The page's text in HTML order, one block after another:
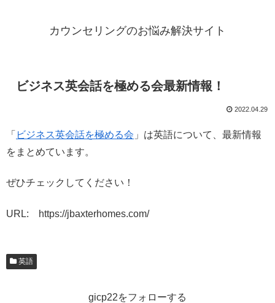
カウンセリングのお悩み解決サイト
ビジネス英会話を極める会最新情報！
2022.04.29
「 ビジネス英会話を極める会 」は英語について、最新情報
をまとめています。
ぜひチェックしてください！
URL: https://jbaxterhomes.com/
英語
gicp22をフォローする